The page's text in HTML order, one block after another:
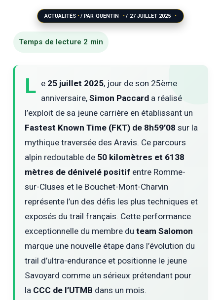
ACTUALITÉS / PAR QUENTIN / 27 JUILLET 2025
L e 25 juillet 2025, jour de son 25ème
anniversaire,Simon Paccard a réalisé
l’exploit de sa jeune carrière en établissant un
Fastest Known Time (FKT) de 8h59’08 sur la
mythique traversée des Aravis. Ce parcours
alpin redoutable de 50 kilomètres et 6138
mètres de dénivelé positif entre Romme-
sur-Cluses et le Bouchet-Mont-Charvin
représente l’un des défis les plus techniques et
exposés du trail français. Cette performance
exceptionnelle du membre duteam Salomon
marque une nouvelle étape dans l’évolution du
trail d’ultra-endurance et positionne le jeune
Savoyard comme un sérieux prétendant pour
la CCC de l’UTMB dans un mois.